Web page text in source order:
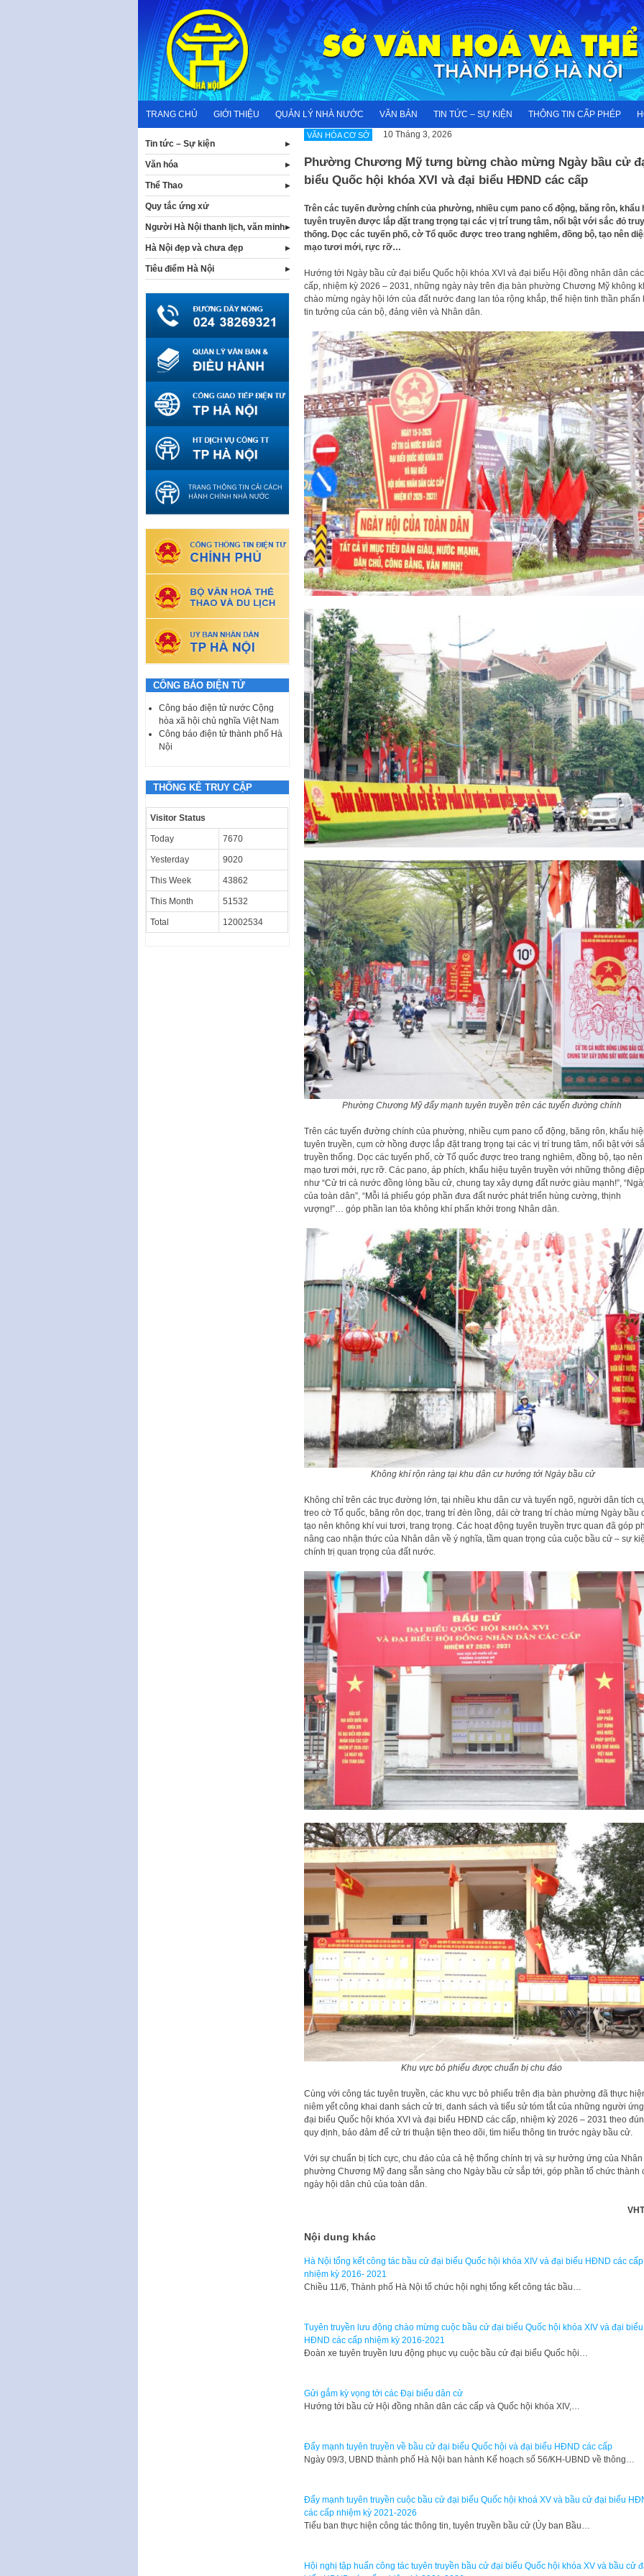
content
TRANG CHỦ GIỚI THIỆU QUẢN LÝ NHÀ NƯỚC VĂN BẢN TIN TỨC – SỰ KIỆN THÔNG TIN CẤP PHÉP
VĂN HÓA CƠ SỞ 10 Tháng 3, 2026
Phường Chương Mỹ tưng bừng chào mừng Ngày bầu cử
biểu Quốc hội khóa XVI và đại biểu HĐND các cấp
Trên các tuyến đường chính của phường, nhiều cụm pano cổ động, băng rôn, khẩu
tuyên truyền được lắp đặt trang trọng tại các vị trí trung tâm, nổi bật với sắc đỏ
thống. Dọc các tuyến phố, cờ Tổ quốc được treo trang nghiêm, đồng bộ, tạo nên
mạo tươi mới, rực rỡ…
Hướng tới Ngày bầu cử đại biểu Quốc hội khóa XVI và đại biểu Hội đồng nhân dân các
cấp, nhiệm kỳ 2026 – 2031, những ngày này trên địa bàn phường Chương Mỹ không
chào mừng ngày hội lớn của đất nước đang lan tỏa rộng khắp, thể hiện tinh thần phấn
tin tưởng của cán bộ, đảng viên và Nhân dân.
Phường Chương Mỹ đẩy mạnh tuyên truyền trên các tuyến đường chính
Trên các tuyến đường chính của phường, nhiều cụm pano cổ động, băng rôn, khẩu
tuyên truyền, cụm cờ hồng được lắp đặt trang trọng tại các vị trí trung tâm, nổi bật với
truyền thống. Dọc các tuyến phố, cờ Tổ quốc được treo trang nghiêm, đồng bộ, tạo nên
mạo tươi mới, rực rỡ. Các pano, áp phích, khẩu hiệu tuyên truyền với những thông điệp
như “Cử tri cả nước đồng lòng bầu cử, chung tay xây dựng đất nước giàu mạnh!”,
của toàn dân”, “Mỗi lá phiếu góp phần đưa đất nước phát triển hùng cường, thịnh
vượng!”… góp phần lan tỏa không khí phấn khởi trong Nhân dân.
Không khí rộn ràng tại khu dân cư hướng tới Ngày bầu cử
Không chỉ trên các trục đường lớn, tại nhiều khu dân cư và tuyến ngõ, người dân tích
treo cờ Tổ quốc, băng rôn dọc, trang trí đèn lồng, dải cờ trang trí chào mừng Ngày bầu
tạo nên không khí vui tươi, trang trọng. Các hoạt động tuyên truyền trực quan đã góp
nâng cao nhận thức của Nhân dân về ý nghĩa, tầm quan trọng của cuộc bầu cử – sự
chính trị quan trọng của đất nước.
Khu vực bỏ phiếu được chuẩn bị chu đáo
Cùng với công tác tuyên truyền, các khu vực bỏ phiếu trên địa bàn phường đã thực
niêm yết công khai danh sách cử tri, danh sách và tiểu sử tóm tắt của những người
đại biểu Quốc hội khóa XVI và đại biểu HĐND các cấp, nhiệm kỳ 2026 – 2031 theo
quy định, bảo đảm để cử tri thuận tiện theo dõi, tìm hiểu thông tin trước ngày bầu cử.
Với sự chuẩn bị tích cực, chu đáo của cả hệ thống chính trị và sự hưởng ứng của Nhân
phường Chương Mỹ đang sẵn sàng cho Ngày bầu cử sắp tới, góp phần tổ chức thành
ngày hội dân chủ của toàn dân.
Nội dung khác
Hà Nội tổng kết công tác bầu cử đại biểu Quốc hội khóa XIV và đại biểu HĐND các cấp
nhiệm kỳ 2016- 2021
Chiều 11/6, Thành phố Hà Nội tổ chức hội nghị tổng kết công tác bầu…
Tuyên truyền lưu động chào mừng cuộc bầu cử đại biểu Quốc hội khóa XIV và đại biểu
HĐND các cấp nhiệm kỳ 2016-2021
Đoàn xe tuyên truyền lưu động phục vụ cuộc bầu cử đại biểu Quốc hội…
Gửi gắm kỳ vọng tới các Đại biểu dân cử
Hướng tới bầu cử Hội đồng nhân dân các cấp và Quốc hội khóa XIV,…
Đẩy mạnh tuyên truyền về bầu cử đại biểu Quốc hội và đại biểu HĐND các cấp
Ngày 09/3, UBND thành phố Hà Nội ban hành Kế hoạch số 56/KH-UBND về thông…
Đẩy mạnh tuyên truyền cuộc bầu cử đại biểu Quốc hội khoá XV và bầu cử đại biểu
các cấp nhiệm kỳ 2021-2026
Tiểu ban thực hiện công tác thông tin, tuyên truyền bầu cử (Ủy ban Bầu…
Hội nghị tập huấn công tác tuyên truyền bầu cử đại biểu Quốc hội khóa XV và bầu cử
Tin tức – Sự kiện
Văn hóa
Thể Thao
Quy tắc ứng xử
Người Hà Nội thanh lịch, văn minh
Hà Nội đẹp và chưa đẹp
Tiêu điểm Hà Nội
CÔNG BÁO ĐIỆN TỬ
Công báo điện tử nước Cộng
hòa xã hội chủ nghĩa Việt Nam
Công báo điện tử thành phố Hà
Nội
THỐNG KÊ TRUY CẬP
Visitor Status
Today 7670
Yesterday 9020
This Week 43862
This Month 51532
Total 12002534